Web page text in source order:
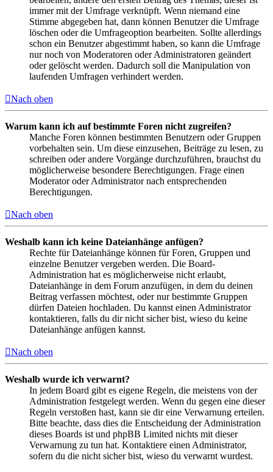
immer mit der Umfrage verknüpft. Wenn niemand eine
Stimme abgegeben hat, dann können Benutzer die Umfrage
löschen oder die Umfrageoption bearbeiten. Sollte allerdings
schon ein Benutzer abgestimmt haben, so kann die Umfrage
nur noch von Moderatoren oder Administratoren geändert
oder gelöscht werden. Dadurch soll die Manipulation von
laufenden Umfragen verhindert werden.
Nach oben
Warum kann ich auf bestimmte Foren nicht zugreifen?
Manche Foren können bestimmten Benutzern oder Gruppen
vorbehalten sein. Um diese einzusehen, Beiträge zu lesen, zu
schreiben oder andere Vorgänge durchzuführen, brauchst du
möglicherweise besondere Berechtigungen. Frage einen
Moderator oder Administrator nach entsprechenden
Berechtigungen.
Nach oben
Weshalb kann ich keine Dateianhänge anfügen?
Rechte für Dateianhänge können für Foren, Gruppen und
einzelne Benutzer vergeben werden. Die Board-
Administration hat es möglicherweise nicht erlaubt,
Dateianhänge in dem Forum anzufügen, in dem du deinen
Beitrag verfassen möchtest, oder nur bestimmte Gruppen
dürfen Dateien hochladen. Du kannst einen Administrator
kontaktieren, falls du dir nicht sicher bist, wieso du keine
Dateianhänge anfügen kannst.
Nach oben
Weshalb wurde ich verwarnt?
In jedem Board gibt es eigene Regeln, die meistens von der
Administration festgelegt werden. Wenn du gegen eine dieser
Regeln verstoßen hast, kann sie dir eine Verwarnung erteilen.
Bitte beachte, dass dies die Entscheidung der Administration
dieses Boards ist und phpBB Limited nichts mit dieser
Verwarnung zu tun hat. Kontaktiere einen Administrator,
sofern du die nicht sicher bist, wieso du verwarnt wurdest.